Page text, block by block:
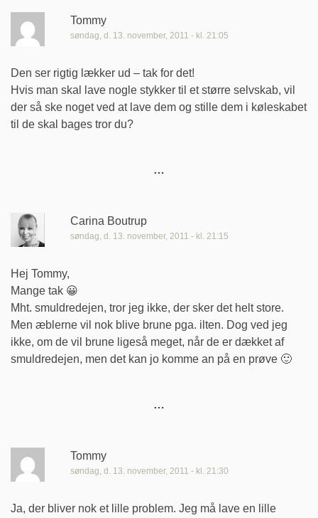
Tommy
søndag, d. 13. november, 2011 - kl. 21:05
Den ser rigtig lækker ud – tak for det!
Hvis man skal lave nogle stykker til et større selvskab, vil
der så ske noget ved at lave dem og stille dem i køleskabet
til de skal bages tror du?
Carina Boutrup
søndag, d. 13. november, 2011 - kl. 21:15
Hej Tommy,
Mange tak 😀
Mht. smuldredejen, tror jeg ikke, der sker det helt store.
Men æblerne vil nok blive brune pga. ilten. Dog ved jeg
ikke, om de vil brune ligeså meget, når de er dækket af
smuldredejen, men det kan jo komme an på en prøve 🙂
Tommy
søndag, d. 13. november, 2011 - kl. 21:30
Ja, der bliver nok et lille problem. Jeg må lave en lille